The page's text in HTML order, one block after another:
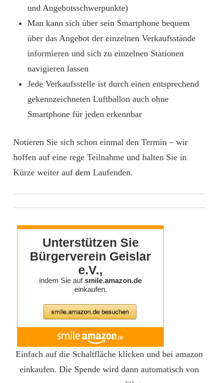
und Angebotsschwerpunkte)
Man kann sich über sein Smartphone bequem
über das Angebot der einzelnen Verkaufsstände
informieren und sich zu einzelnen Stationen
navigieren lassen
Jede Verkaufsstelle ist durch einen entsprechend
gekennzeichneten Luftballon auch ohne
Smartphone für jeden erkennbar
Notieren Sie sich schon einmal den Termin – wir
hoffen auf eine rege Teilnahme und halten Sie in
Kürze weiter auf dem Laufenden.
Einfach auf die Schaltfläche klicken und bei amazon
einkaufen. Die Spende wird dann automatisch von